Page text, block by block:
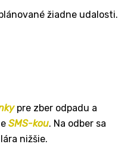
žiadne udalosti.
pre zber odpadu a
SMS-kou. Na odber sa
nižšie.